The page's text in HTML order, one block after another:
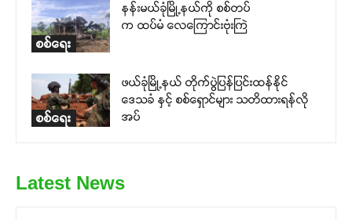
စစ်ရေး
နန်းမယ်ခုံမြို့နယ်ကို စစ်တပ်
က ထပ်မံ လေကြောင်းဗုံးကြဲ
စစ်ရေး
ဖယ်ခုံမြို့နယ် တိုက်ပွဲပြန်ပြင်းထန်နိုင်
ဒေသခံ နှင့် စစ်ရှောင်များ သတိထားရန်လို
အပ်
Latest News